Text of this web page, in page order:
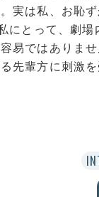
実は私、お恥
にとって、劇
易ではありま
先輩方に刺激